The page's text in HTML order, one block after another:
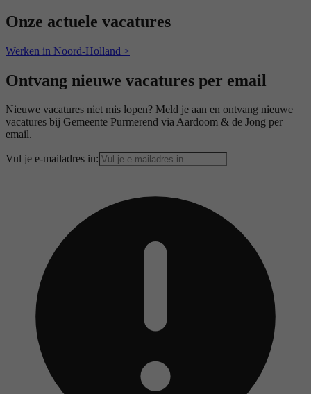
Onze actuele vacatures
Werken in Noord-Holland >
Ontvang nieuwe vacatures per email
Nieuwe vacatures niet mis lopen? Meld je aan en ontvang nieuwe
vacatures bij Gemeente Purmerend via Aardoom & de Jong per
email.
Vul je e-mailadres in: